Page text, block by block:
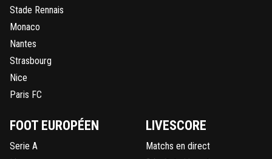
Stade Rennais
Monaco
Nantes
Strasbourg
Nice
Paris FC
FOOT EUROPÉEN
Serie A
LIVESCORE
Matchs en direct